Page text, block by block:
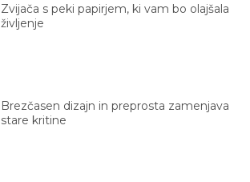
Zvijača s peki papirjem, ki vam bo olajšala
življenje
Brezčasen dizajn in preprosta zamenjava
stare kritine